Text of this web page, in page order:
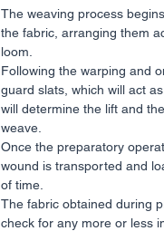
The weaving process
the fabric, arranging them
loom.
Following the warping and
guard slats, which will act
will determine the lift and
weave.
Once the preparatory
wound is transported and
of time.
The fabric obtained during
check for any more or less